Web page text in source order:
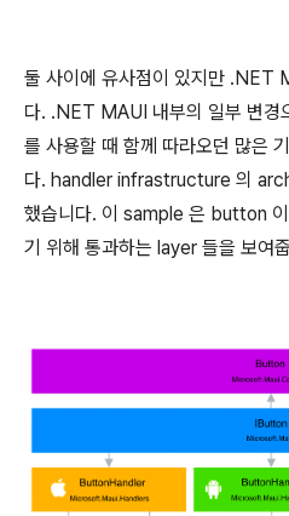
둘 사이에 유사점이 있지만 .NET
다. .NET MAUI 내부의 일부 변
를 사용할 때 함께 따라오던 많은
다. handler infrastructure 의
했습니다. 이 sample 은 button
기 위해 통과하는 layer 들을 보여